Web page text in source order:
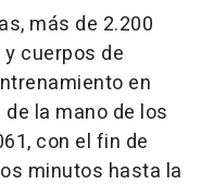
más de 2.200
cuerpos de
en
la mano de los
con el fin de
minutos hasta la